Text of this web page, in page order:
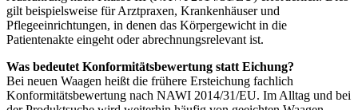
gilt beispielsweise für Arztpraxen, Krankenhäuser und
Pflegeeinrichtungen, in denen das Körpergewicht in die
Patientenakte eingeht oder abrechnungsrelevant ist.
Was bedeutet Konformitätsbewertung statt Eichung?
Bei neuen Waagen heißt die frühere Ersteichung fachlich
Konformitätsbewertung nach NAWI 2014/31/EU. Im Alltag und bei